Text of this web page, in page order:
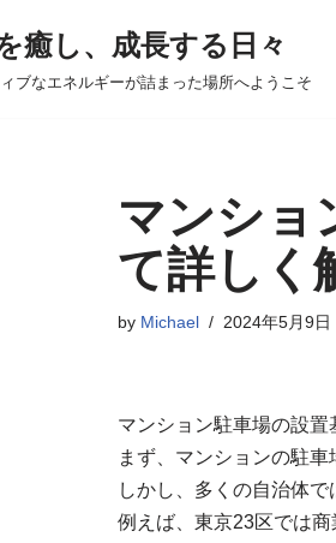
癒し、成長する日々
ブなエネルギーが詰まった場所へようこそ
マンショ
て詳しく
by Michael 2024年5月9日
マンション駐車場の設
まず、マンションの駐
しかし、多くの自治体で
例えば、東京23区では